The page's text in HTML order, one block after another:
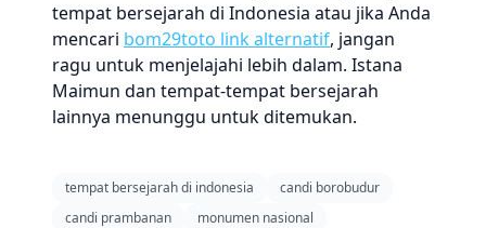
tempat bersejarah di Indonesia atau jika Anda
mencari bom29toto link alternatif, jangan
ragu untuk menjelajahi lebih dalam. Istana
Maimun dan tempat-tempat bersejarah
lainnya menunggu untuk ditemukan.
tempat bersejarah di indonesia
candi borobudur
candi prambanan
monumen nasional